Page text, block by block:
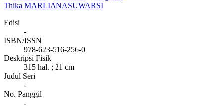
Thika MARLIANASUWARSI
Edisi
-
ISBN/ISSN
978-623-516-256-0
Deskripsi Fisik
315 hal. ; 21 cm
Judul Seri
-
No. Panggil
-